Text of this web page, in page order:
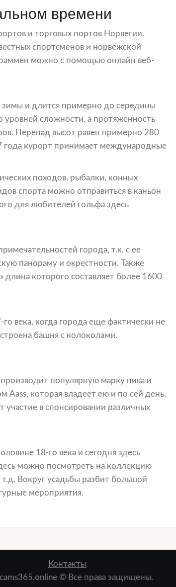
времени
и торговых портов Норвегии.
спортсменов и норвежской
можно с помощью онлайн веб-
зимы и длится примерно до середины
уровней сложности, а протяженность
Перепад высот равен примерно 280
года курорт принимает международные
походов, рыбалки, конных
спорта можно отправиться в каньон
для любителей гольфа здесь
города, т.к. с ее
панораму и окрестности. Также
которого составляет более 1600
века, когда города еще фактически не
башня с колоколами.
популярную марку пива и
Aass, которая владеет ею и по сей день.
участие в спонсировании различных
18-го века и сегодня здесь
можно посмотреть на коллекцию
Вокруг усадьбы разбит большой
мероприятия.
Контакты
© Все права защищены.